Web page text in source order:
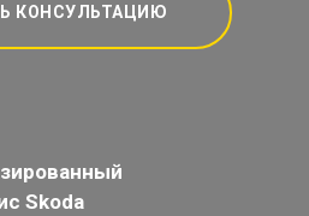
КОНСУЛЬТАЦИЮ
Skoda